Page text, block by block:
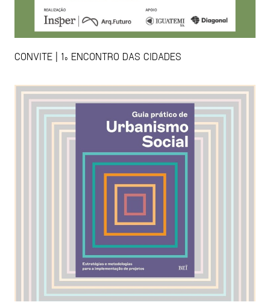
CONVITE | 1º ENCONTRO DAS CIDADES